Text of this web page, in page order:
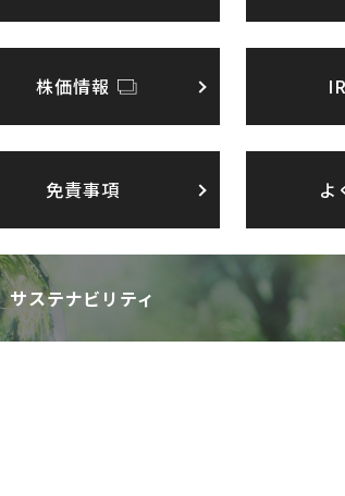
株価情報
免責事項 よ
サステナビリティ